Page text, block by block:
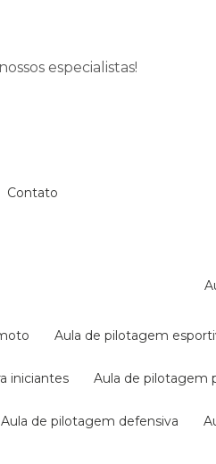
especialistas!
Contato
aula de pilotagem
iniciantes aula de
aula de pilotagem defensiva